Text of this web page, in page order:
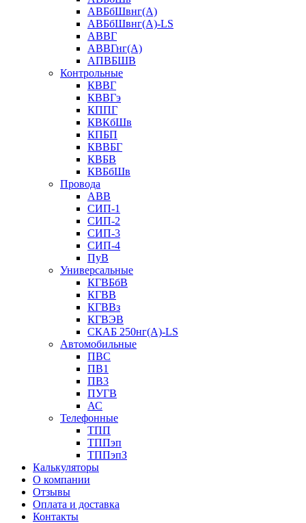
АВБбШвнг(А)
АВБбШвнг(А)-LS
АВВГ
АВВГнг(А)
АПВБШВ
Контрольные
КВВГ
КВВГэ
КППГ
КВКбШв
КПБП
КВВБГ
КВБВ
КВБбШв
Провода
АВВ
СИП-1
СИП-2
СИП-3
СИП-4
ПуВ
Универсальные
КГВБбВ
КГВВ
КГВВз
КГВЭВ
СКАБ 250нг(А)-LS
Автомобильные
ПВС
ПВ1
ПВ3
ПУГВ
АС
Телефонные
ТПП
ТППэп
ТППэпЗ
Калькуляторы
О компании
Отзывы
Оплата и доставка
Контакты